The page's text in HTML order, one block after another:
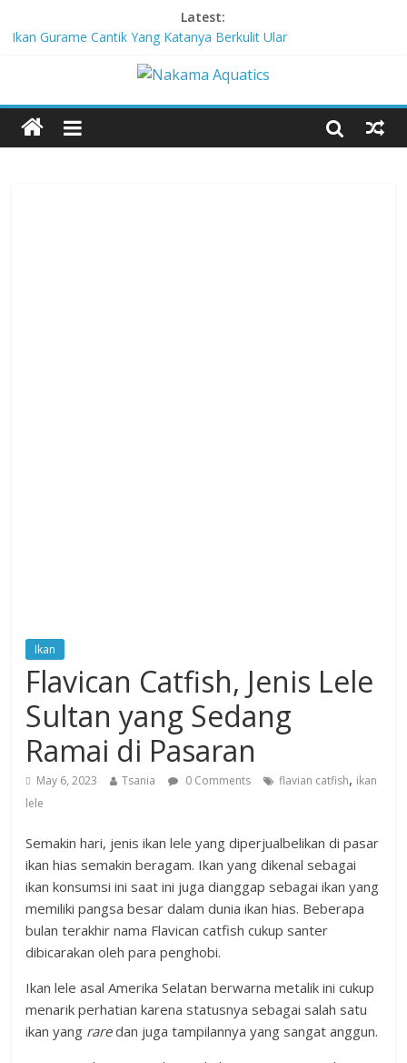
Latest:
Ikan Gurame Cantik Yang Katanya Berkulit Ular
Chitala Lopis, Ikan Belida Yang Kembali dari Kepunahannya
Indonesia
Red-Tailed Black Shark, Hiu Gadungan Yang Terancam Punah
Ikan
Flavican Catfish, Jenis Lele
Sultan yang Sedang
Ramai di Pasaran
May 6, 2023 Tsania 0 Comments flavian catfish, ikan
lele
Semakin hari, jenis ikan lele yang diperjualbelikan di pasar
ikan hias semakin beragam. Ikan yang dikenal sebagai
ikan konsumsi ini saat ini juga dianggap sebagai ikan yang
memiliki pangsa besar dalam dunia ikan hias. Beberapa
bulan terakhir nama Flavican catfish cukup santer
dibicarakan oleh para penghobi.
Ikan lele asal Amerika Selatan berwarna metalik ini cukup
menarik perhatian karena statusnya sebagai salah satu
ikan yang raredan juga tampilannya yang sangat anggun.